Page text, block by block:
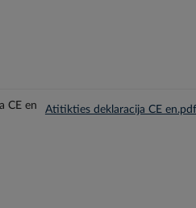
Atitikties deklaracija CE en.pdf